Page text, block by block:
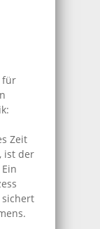
für
Zeit
ist der